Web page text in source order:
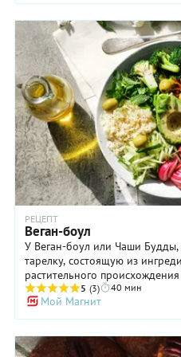
РЕЦЕПТ
Веган-боул
У Веган-боул или Чаши
тарелку, состоящую из
растительного
Основатель буддистской
бродить по улицам с чашей в
дороге горожане клали в
зелень. За небольшое время в
продуктов, что из них можно
5 (3) 40 мин
Мой Магнит